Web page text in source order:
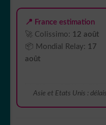
📍 France estimation
🚀 Colissimo: 12 août
📦 Mondial Relay: 17
août
Asie et Etats Unis :